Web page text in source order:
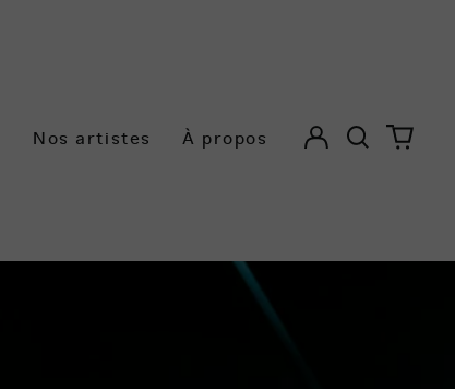
Nos artistes À propos
Se
connecter
Chercher
0